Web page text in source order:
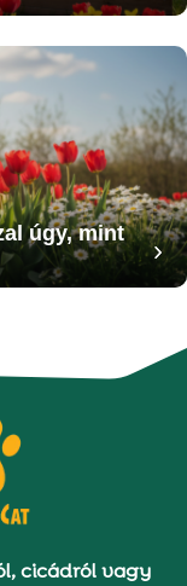
úgy, mint
cicádról vagy